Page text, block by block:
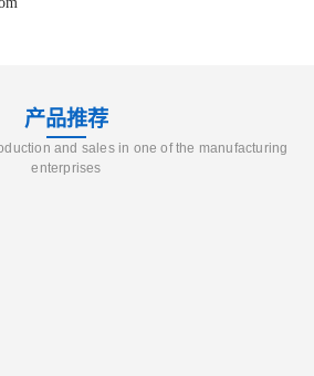
产品推荐
and sales in one of the manufacturing
enterprises